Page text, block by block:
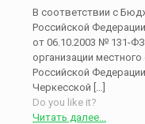
В соответствии с
Российской
от 06.10.2003 № 131-
организации
Российской
Черкесской
Do you like it?
Читать далее...